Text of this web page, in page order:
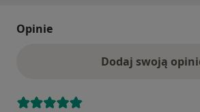
Opinie
Dodaj swoją